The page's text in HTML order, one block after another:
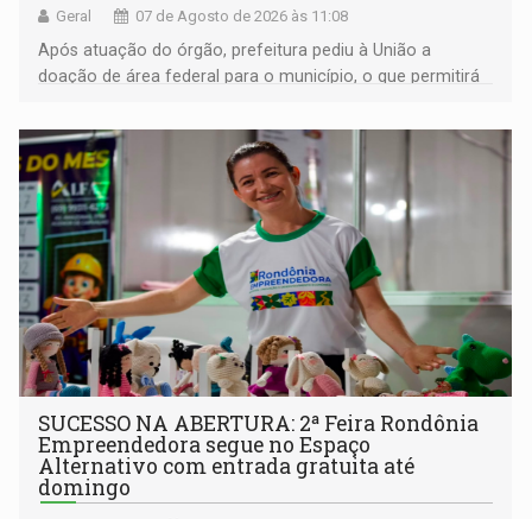
Geral 07 de Agosto de 2026 às 11:08
Após atuação do órgão, prefeitura pediu à União a
doação de área federal para o município, o que permitirá
SUCESSO NA ABERTURA: 2ª Feira Rondônia
Empreendedora segue no Espaço
Alternativo com entrada gratuita até
domingo